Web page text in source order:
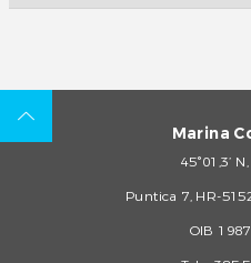
Marina
45°01,3’
Puntica 7, HR-
OIB